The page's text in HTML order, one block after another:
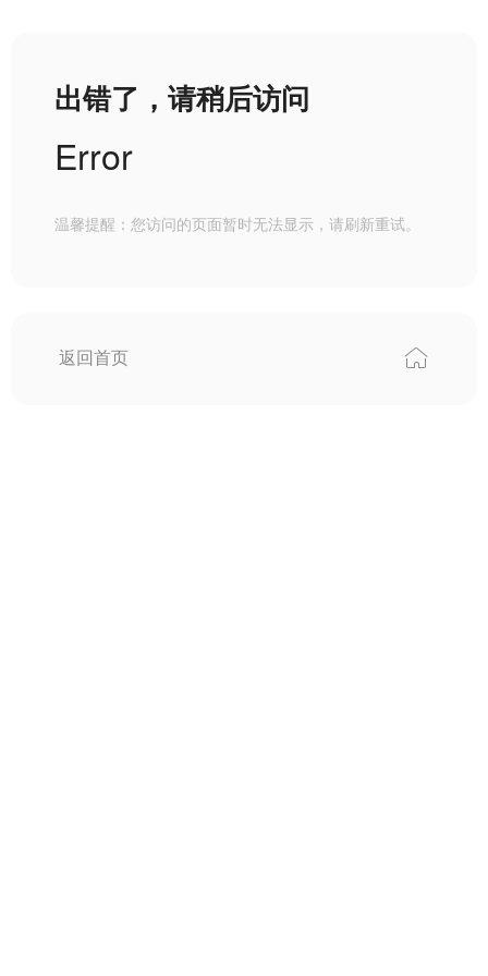
出错了，请稍后访问
Error
温馨提醒：您访问的页面暂时无法显示，请刷新重试。
返回首页